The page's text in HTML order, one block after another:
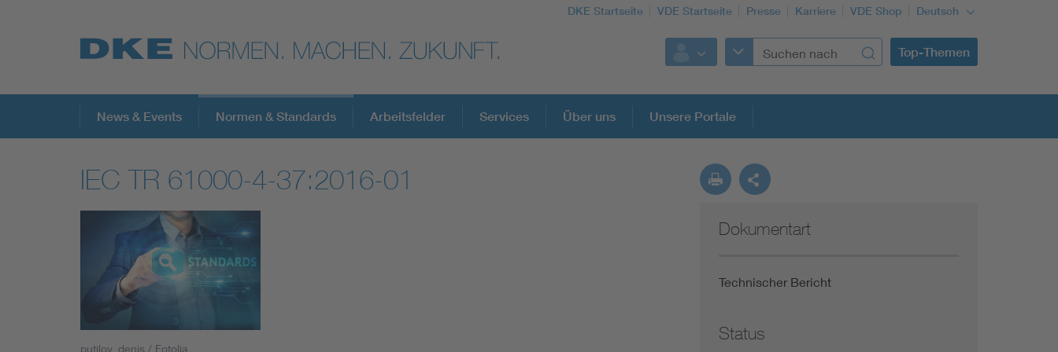
DKE Startseite VDE Startseite Presse Karriere VDE Shop Deutsch
Top-Themen
Top-Themen
VDE Fokusthemen
Digital Security
Energy
DKE Fachinformationen im Kontext der Normung
Funktionale Sicherheit schützt den Menschen
Gleichstromanwendungen im Wachstum
News & Events Normen & Standards Arbeitsfelder Services Über uns Unsere Portale
IEC TR 61000-4-37:2016-01
putilov_denis / Fotolia
Dokumentart
Technischer Bericht
Status